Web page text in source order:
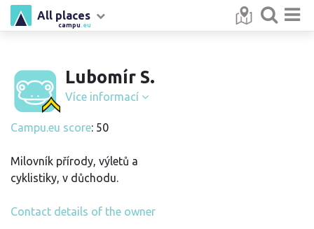
campu .eu
All places
Lubomír S.
Více informací
Campu.eu score: 50
Milovník přírody, výletů a
cyklistiky, v důchodu.
Contact details of the owner